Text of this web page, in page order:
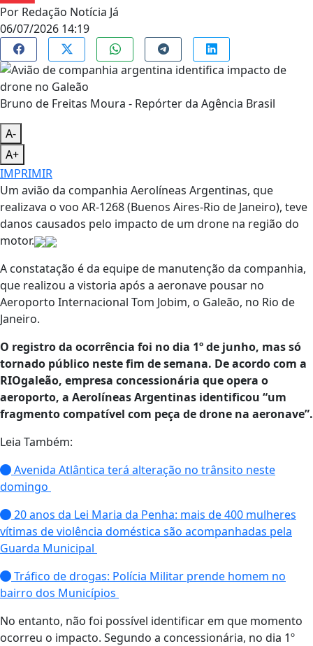
Por Redação Notícia Já
06/07/2026 14:19
Bruno de Freitas Moura - Repórter da Agência Brasil
A-
A+
IMPRIMIR
Um avião da companhia Aerolíneas Argentinas, que
realizava o voo AR-1268 (Buenos Aires-Rio de Janeiro), teve
danos causados pelo impacto de um drone na região do
motor.
A constatação é da equipe de manutenção da companhia,
que realizou a vistoria após a aeronave pousar no
Aeroporto Internacional Tom Jobim, o Galeão, no Rio de
Janeiro.
O registro da ocorrência foi no dia 1º de junho, mas só
tornado público neste fim de semana. De acordo com a
RIOgaleão, empresa concessionária que opera o
aeroporto, a Aerolíneas Argentinas identificou “um
fragmento compatível com peça de drone na aeronave”.
Leia Também:
Avenida Atlântica terá alteração no trânsito neste
domingo
20 anos da Lei Maria da Penha: mais de 400 mulheres
vítimas de violência doméstica são acompanhadas pela
Guarda Municipal
Tráfico de drogas: Polícia Militar prende homem no
bairro dos Municípios
No entanto, não foi possível identificar em que momento
ocorreu o impacto. Segundo a concessionária, no dia 1º